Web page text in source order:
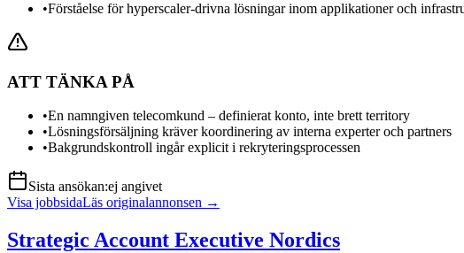
•Förståelse för hyperscaler-drivna lösningar inom applikationer och
ATT TÄNKA PÅ
•En namngiven telecomkund – definierat konto, inte brett territory
•Lösningsförsäljning kräver koordinering av interna experter och partners
•Bakgrundskontroll ingår explicit i rekryteringsprocessen
Sista ansökan:ej angivet
Visa jobbsidaLäs originalannonsen →
Strategic Account Executive Nordics